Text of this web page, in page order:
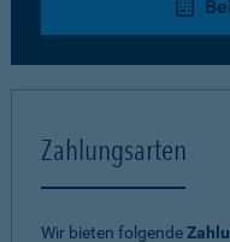
Zahlungsarten
Wir bieten folgende